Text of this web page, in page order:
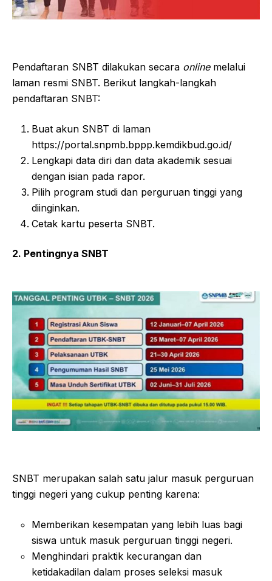
Pendaftaran SNBT dilakukan secara onlinemelalui
laman resmi SNBT. Berikut langkah-langkah
pendaftaran SNBT:
Buat akun SNBT di laman
https://portal.snpmb.bppp.kemdikbud.go.id/
Lengkapi data diri dan data akademik sesuai
dengan isian pada rapor.
Pilih program studi dan perguruan tinggi yang
diinginkan.
Cetak kartu peserta SNBT.
2. Pentingnya SNBT
SNBT merupakan salah satu jalur masuk perguruan
tinggi negeri yang cukup penting karena:
Memberikan kesempatan yang lebih luas bagi
siswa untuk masuk perguruan tinggi negeri.
Menghindari praktik kecurangan dan
ketidakadilan dalam proses seleksi masuk